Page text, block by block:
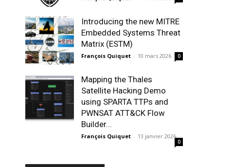
Introducing the new MITRE
Embedded Systems Threat
Matrix (ESTM)
François Quiquet - 10 mars 2026 0
Mapping the Thales
Satellite Hacking Demo
using SPARTA TTPs and
PWNSAT ATT&CK Flow
Builder...
François Quiquet - 13 janvier 2026
0